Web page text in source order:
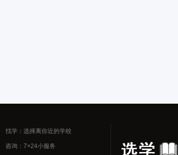
找学：选择离你近的学校
咨询：7×24小服务